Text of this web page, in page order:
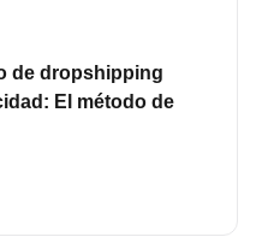
de dropshipping
El método de